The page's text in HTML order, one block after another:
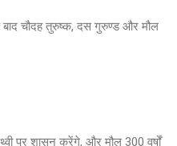
चौदह तुरुष्क, दस गुरुण्ड और मौल
पर शासन करेंगे, और मौल 300 वर्षों